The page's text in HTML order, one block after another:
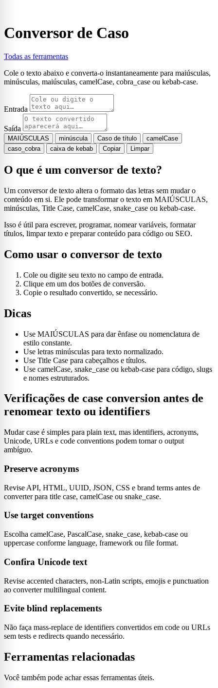
Conversor de Caso
Todas as ferramentas
Cole o texto abaixo e converta-o instantaneamente para maiúsculas,
minúsculas, maiúsculas, camelCase, cobra_case ou kebab-case.
Entrada
Saída
MAIÚSCULAS minúscula Caso de título
camelCase
caso_cobra
caixa de kebab Copiar Limpar
O que é um conversor de texto?
Um conversor de texto altera o formato das letras sem mudar o
conteúdo em si. Ele pode transformar o texto em MAIÚSCULAS,
minúsculas, Title Case, camelCase, snake_case ou kebab-case.
Isso é útil para escrever, programar, nomear variáveis, formatar
títulos, limpar texto e preparar conteúdo para código ou SEO.
Como usar o conversor de texto
Cole ou digite seu texto no campo de entrada.
Clique em um dos botões de conversão.
Copie o resultado convertido, se necessário.
Dicas
Use MAIÚSCULAS para dar ênfase ou nomenclatura de
estilo constante.
Use letras minúsculas para texto normalizado.
Use Title Case para cabeçalhos e títulos.
Use camelCase, snake_case ou kebab-case para código, slugs
e nomes estruturados.
Verificações de case conversion antes de
renomear texto ou identifiers
Mudar case é simples para plain text, mas identifiers, acronyms,
Unicode, URLs e code conventions podem tornar o output
ambíguo.
Preserve acronyms
Revise API, HTML, UUID, JSON, CSS e brand terms antes de
converter para title case, camelCase ou snake_case.
Use target conventions
Escolha camelCase, PascalCase, snake_case, kebab-case ou
uppercase conforme language, framework ou file format.
Confira Unicode text
Revise accented characters, non-Latin scripts, emojis e punctuation
ao converter multilingual content.
Evite blind replacements
Não faça mass-replace de identifiers convertidos em code ou URLs
sem tests e redirects quando necessário.
Ferramentas relacionadas
Você também pode achar essas ferramentas úteis.